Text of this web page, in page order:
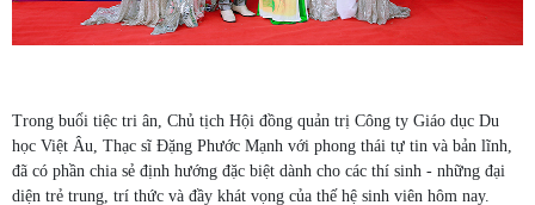
Trong buổi tiệc tri ân, Chủ tịch Hội đồng quản trị Công ty Giáo dục Du
học Việt Âu, Thạc sĩ Đặng Phước Mạnh với phong thái tự tin và bản lĩnh,
đã có phần chia sẻ định hướng đặc biệt dành cho các thí sinh - những đại
diện trẻ trung, trí thức và đầy khát vọng của thế hệ sinh viên hôm nay.